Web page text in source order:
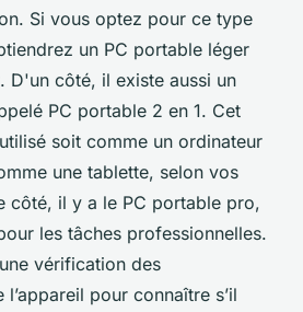
Si vous optez pour ce type
un PC portable léger
D'un côté, il existe aussi un
PC portable 2 en 1. Cet
soit comme un ordinateur
une tablette, selon vos
côté, il y a le PC portable pro,
les tâches professionnelles.
vérification des
pour connaître s’il